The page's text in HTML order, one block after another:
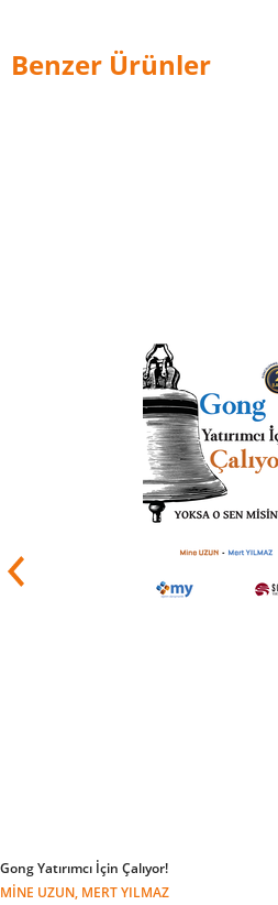
Benzer Ürünler
Gong Yatırımcı İçin Çalıyor!
MINE UZUN, MERT YILMAZ